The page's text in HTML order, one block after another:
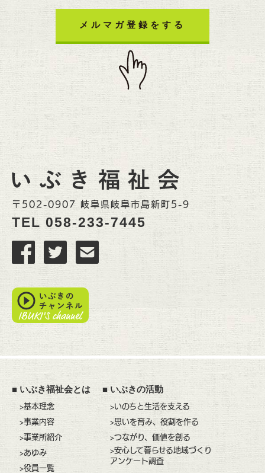
メルマガ登録をする
〒502-0907 岐阜県岐阜市島新町5-9
TEL 058-233-7445
■ いぶき福祉会とは
>基本理念
>事業内容
>事業所紹介
>あゆみ
>役員一覧
■いぶきの活動
>いのちと生活を支える
>思いを育み、役割を作る
>つながり、価値を創る
>安心して暮らせる地域づくり
アンケート調査